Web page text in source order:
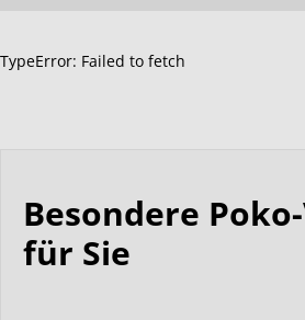
TypeError: Failed to fetch
Besondere
für Sie